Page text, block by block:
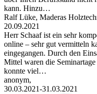
kann. Hinzu…
Ralf Lüke, Maderas
20.09.2021
Herr Schaaf ist ein sehr
online – sehr gut vermitteln
eingegangen. Durch den
Mittel waren die
konnte viel…
anonym,
30.03.2021-31.03.2021